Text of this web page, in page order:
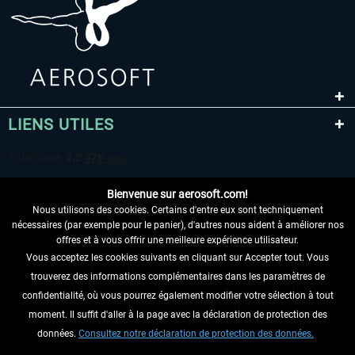
LIENS UTILES
RENONCER AU CONTRAT ICI
INFORMATIONS
NE MANQUEZ PAS LES DERNIÈRES
Bienvenue sur aerosoft.com!
Nous utilisons des cookies. Certains d'entre eux sont techniquement
nécessaires (par exemple pour le panier), d'autres nous aident à améliorer nos
offres et à vous offrir une meilleure expérience utilisateur.
Vous acceptez les cookies suivants en cliquant sur Accepter tout. Vous
trouverez des informations complémentaires dans les paramètres de
confidentialité, où vous pourrez également modifier votre sélection à tout
moment. Il suffit d'aller à la page avec la déclaration de protection des
données. Consultez notre déclaration de protection des données.